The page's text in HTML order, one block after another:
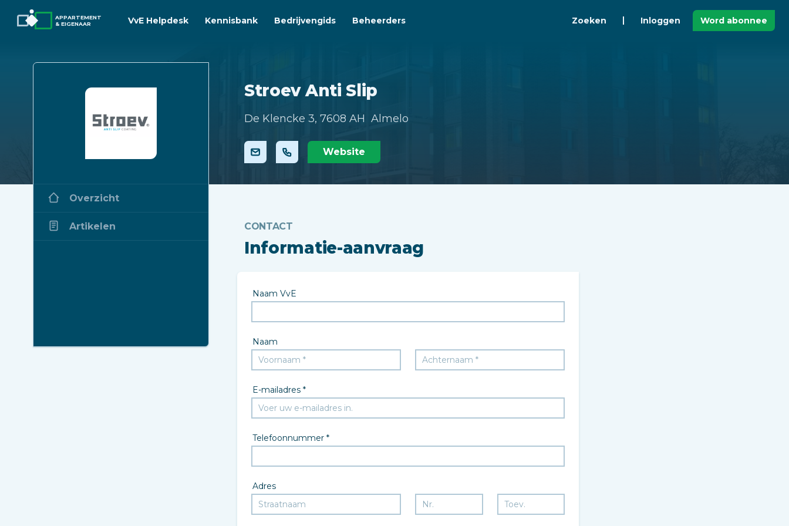
APPARTEMENT
& EIGENAAR
VvE Helpdesk Kennisbank Bedrijvengids Beheerders Zoeken Inloggen Word abonnee
Stroev Anti Slip
De Klencke 3, 7608 AH Almelo
Website
Overzicht
Artikelen CONTACT
Informatie-aanvraag
Naam VvE
Naam
E-mailadres *
Telefoonnummer *
Adres